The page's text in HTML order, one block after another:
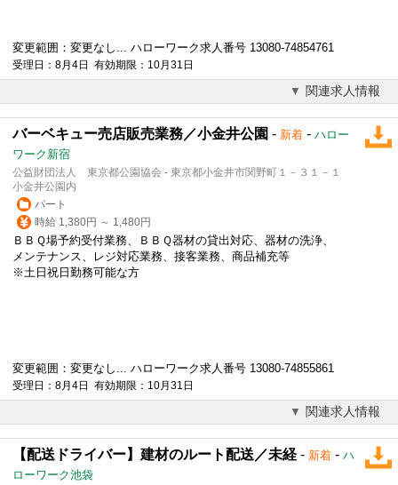
変更範囲：変更なし... ハローワーク求人番号 13080-74854761
受理日：8月4日 有効期限：10月31日
関連求人情報
バーベキュー売店販売業務／小金井公園 - 新着 - ハロー
ワーク新宿
公益財団法人 東京都公園協会 - 東京都小金井市関野町１－３１－１
小金井公園内
パート
時給 1,380円 ～ 1,480円
ＢＢＱ場予約受付業務、ＢＢＱ器材の貸出対応、器材の洗浄、
メンテナンス、レジ対応業務、接客業務、商品補充等
※土日祝日勤務可能な方
変更範囲：変更なし... ハローワーク求人番号 13080-74855861
受理日：8月4日 有効期限：10月31日
関連求人情報
【配送ドライバー】建材のルート配送／未経 - 新着 - ハ
ローワーク池袋